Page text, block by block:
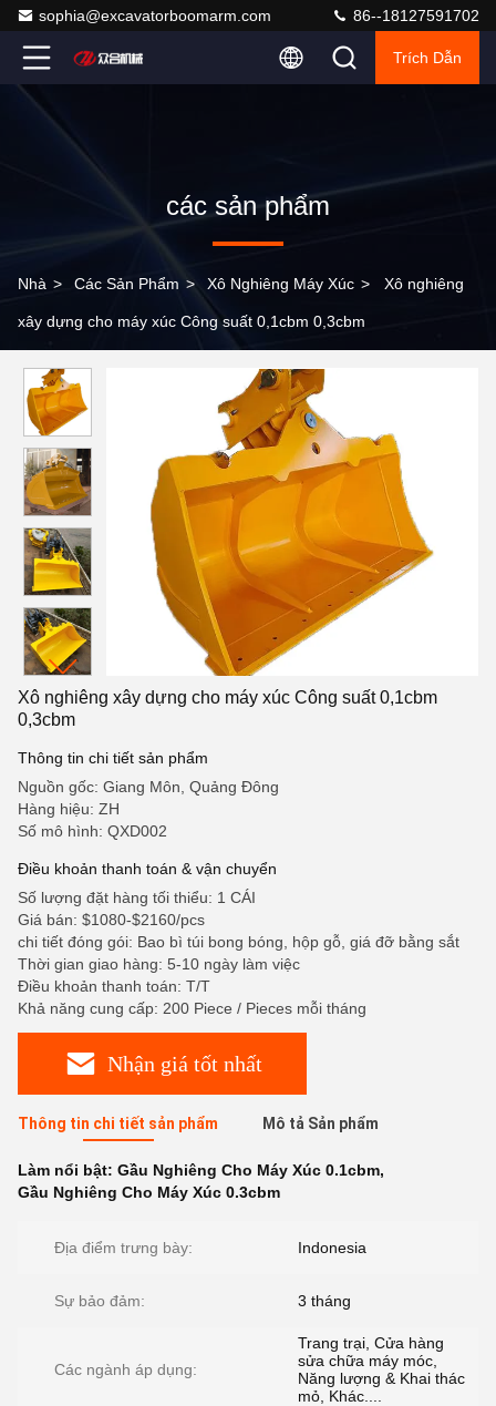
sophia@excavatorboomarm.com 86--18127591702
Trích Dẫn
các sản phẩm
Nhà > Các Sản Phẩm > Xô Nghiêng Máy Xúc > Xô nghiêng
xây dựng cho máy xúc Công suất 0,1cbm 0,3cbm
Xô nghiêng xây dựng cho máy xúc Công suất 0,1cbm
0,3cbm
Thông tin chi tiết sản phẩm
Nguồn gốc: Giang Môn, Quảng Đông
Hàng hiệu: ZH
Số mô hình: QXD002
Điều khoản thanh toán & vận chuyển
Số lượng đặt hàng tối thiểu: 1 CÁI
Giá bán: $1080-$2160/pcs
chi tiết đóng gói: Bao bì túi bong bóng, hộp gỗ, giá đỡ bằng sắt
Thời gian giao hàng: 5-10 ngày làm việc
Điều khoản thanh toán: T/T
Khả năng cung cấp: 200 Piece / Pieces mỗi tháng
Nhận giá tốt nhất
Thông tin chi tiết sản phẩm Mô tả Sản phẩm
Làm nổi bật: Gầu Nghiêng Cho Máy Xúc 0.1cbm,
Gầu Nghiêng Cho Máy Xúc 0.3cbm
Địa điểm trưng bày: Indonesia
Sự bảo đảm: 3 tháng
Các ngành áp dụng:
Trang trại, Cửa hàng
sửa chữa máy móc,
Năng lượng & Khai thác
mỏ, Khác....